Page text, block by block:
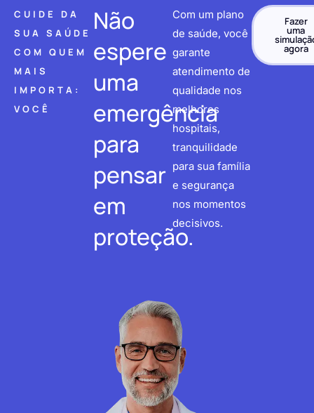
CUIDE DA
SUA SAÚDE
COM QUEM
MAIS
IMPORTA:
VOCÊ
Não
espere
uma
emergência
para
pensar
em
proteção.
Com um plano
de saúde, você
garante
atendimento de
qualidade nos
melhores
hospitais,
tranquilidade
para sua família
e segurança
nos momentos
decisivos.
Fazer
uma
agora